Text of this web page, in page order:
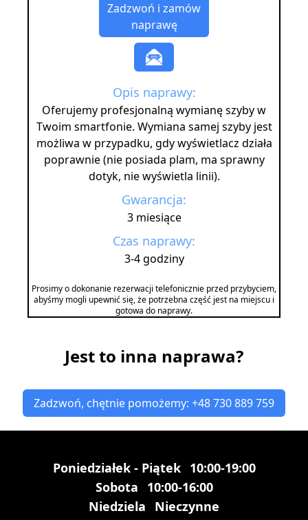
Zadzwoń i zamów
naprawę
Opis naprawy:
Oferujemy profesjonalną wymianę szyby w
Twoim smartfonie. Wymiana samej szyby jest
możliwa w przypadku, gdy wyświetlacz działa
poprawnie (nie posiada plam, ma sprawny
dotyk, nie wyświetla linii).
Gwarancja:
3 miesiące
Czas naprawy:
3-4 godziny
Prosimy o dokonanie rezerwacji telefonicznie przed przybyciem,
abyśmy mogli upewnić się, że potrzebna część jest na miejscu i
gotowa do naprawy.
Jest to inna naprawa?
Zadzwoń, chętnie pomożemy: +48 730 889 759
Poniedziałek - Piątek 10:00-19:00
Sobota
10:00-16:00
Niedziela
Nieczynne